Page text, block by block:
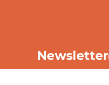
Newsletter